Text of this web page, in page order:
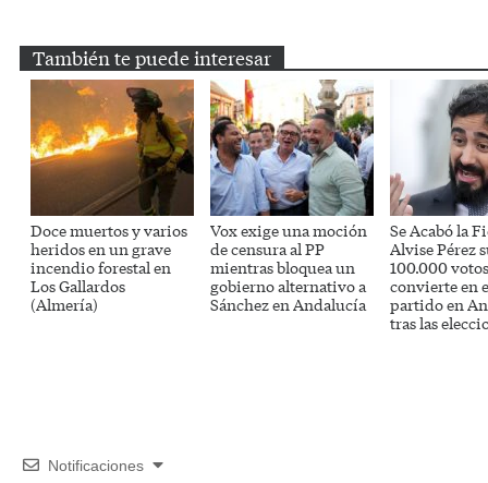
También te puede interesar
Doce muertos y varios
heridos en un grave
incendio forestal en
Los Gallardos
(Almería)
Vox exige una moción
de censura al PP
mientras bloquea un
gobierno alternativo a
Sánchez en Andalucía
Se Acabó la
Alvise Pérez
100.000
convierte en
partido en
tras las
Notificaciones